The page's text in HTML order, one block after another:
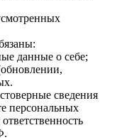
данные о себе;
сведения
персональных